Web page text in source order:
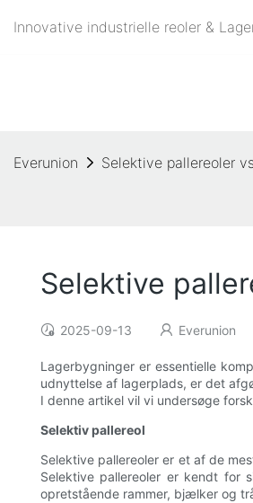
Innovative industrielle reoler &
Everunion Selektive pallereoler
Selektive
2025-09-13 Everunion
Lagerbygninger er essentielle
udnyttelse af lagerplads, er det
I denne artikel vil vi undersøge
Selektiv pallereol
Selektive pallereoler er et af de
Selektive pallereoler er kendt for
opretstående rammer, bjælker og